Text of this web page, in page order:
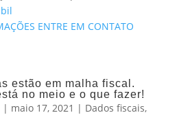
ENTRE EM CONTATO
estão em malha fiscal.
no meio e o que fazer!
| maio 17, 2021 | Dados fiscais,